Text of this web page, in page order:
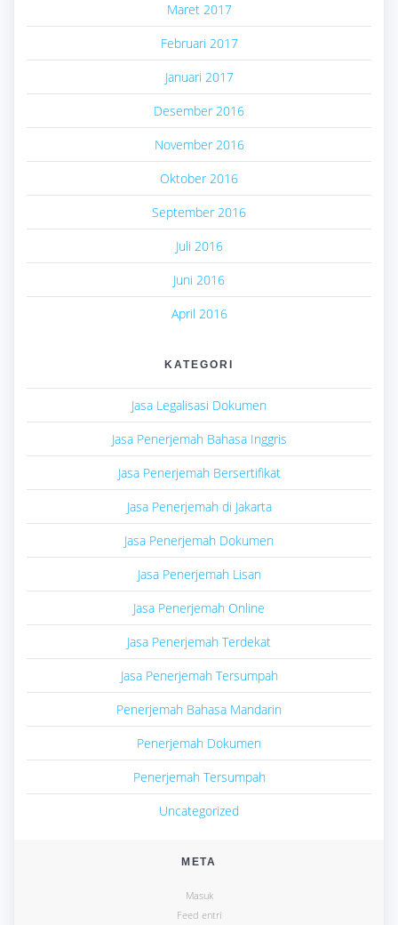
Maret 2017
Februari 2017
Januari 2017
Desember 2016
November 2016
Oktober 2016
September 2016
Juli 2016
Juni 2016
April 2016
KATEGORI
Jasa Legalisasi Dokumen
Jasa Penerjemah Bahasa Inggris
Jasa Penerjemah Bersertifikat
Jasa Penerjemah di Jakarta
Jasa Penerjemah Dokumen
Jasa Penerjemah Lisan
Jasa Penerjemah Online
Jasa Penerjemah Terdekat
Jasa Penerjemah Tersumpah
Penerjemah Bahasa Mandarin
Penerjemah Dokumen
Penerjemah Tersumpah
Uncategorized
META
Masuk
Feed entri